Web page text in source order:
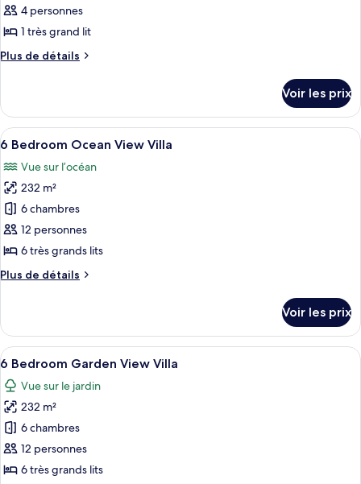
ce
type
chambre :
4 personnes
1 très grand lit
Plus de détails
Plus
le
type
de
Suite
(Ocean)
Voir les prix
Afficher
toutes
les
photos
pour
ce
type
chambre :
Ocean
View
Villa
Un grand bâtiment blanc à la façade
8
6 Bedroom Ocean View Villa
Vue sur l’océan
232 m²
6 chambres
12 personnes
6 très grands lits
Plus de détails
Plus
le
type
de
6
Bedroom
Ocean
View
Villa
Voir les prix
Afficher
toutes
les
photos
pour
ce
type
Une salle de bain moderne avec
2
6 Bedroom Garden View Villa
Vue sur le jardin
232 m²
6 chambres
12 personnes
6 très grands lits